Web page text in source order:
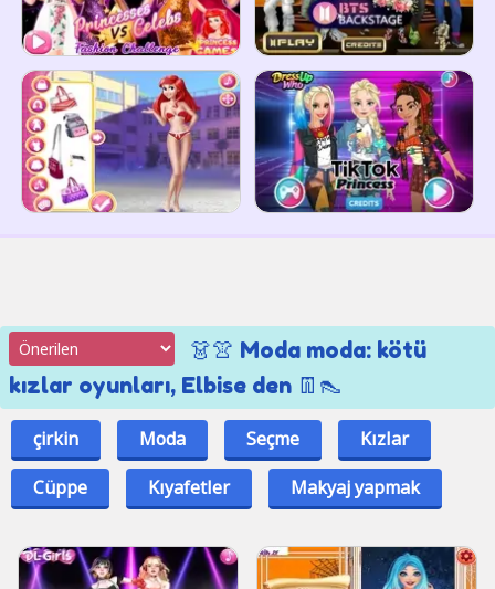
👗👚 Moda moda: kötü
kızlar oyunları, Elbise den 👖👠
çirkin Moda Seçme
Kızlar
Cüppe
Kıyafetler Makyaj yapmak